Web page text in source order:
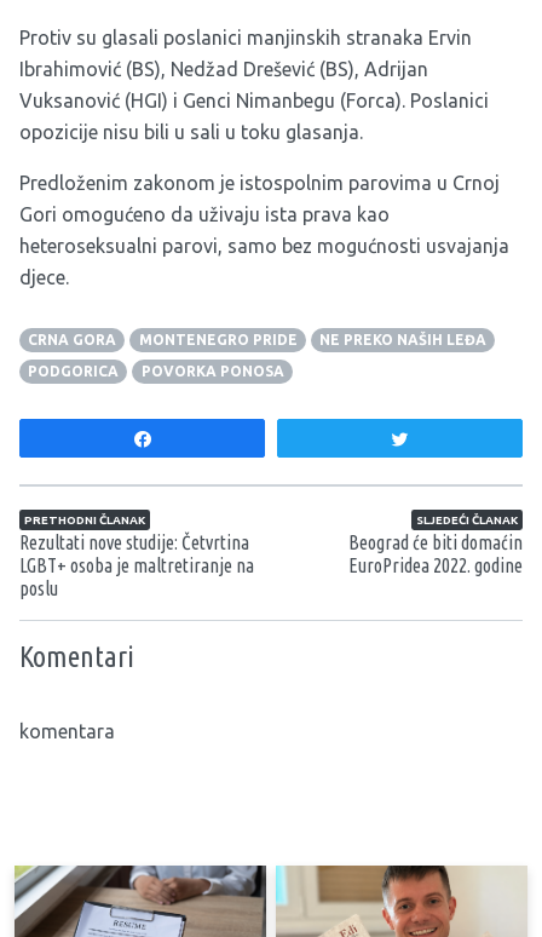
Protiv su glasali poslanici manjinskih stranaka Ervin
Ibrahimović (BS), Nedžad Drešević (BS), Adrijan
Vuksanović (HGI) i Genci Nimanbegu (Forca). Poslanici
opozicije nisu bili u sali u toku glasanja.
Predloženim zakonom je istospolnim parovima u Crnoj
Gori omogućeno da uživaju ista prava kao
heteroseksualni parovi, samo bez mogućnosti usvajanja
djece.
CRNA GORA MONTENEGRO PRIDE
NE PREKO NAŠIH LEĐA
PODGORICA
POVORKA PONOSA
Navigacija članaka
PRETHODNI ČLANAK
Rezultati nove studije: Četvrtina
LGBT+ osoba je maltretiranje na
poslu
SLJEDEĆI ČLANAK
Beograd će biti domaćin
EuroPridea 2022. godine
Komentari
komentara